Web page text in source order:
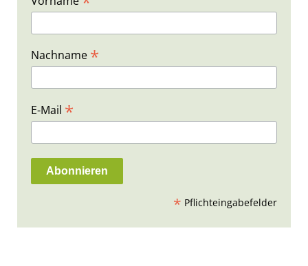
Nachname *
E-Mail *
* Pflichteingabefelder